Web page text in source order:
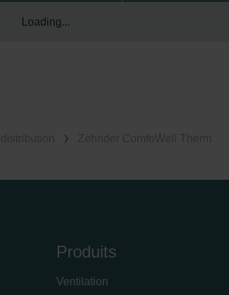
Loading...
Produits
Ventilation